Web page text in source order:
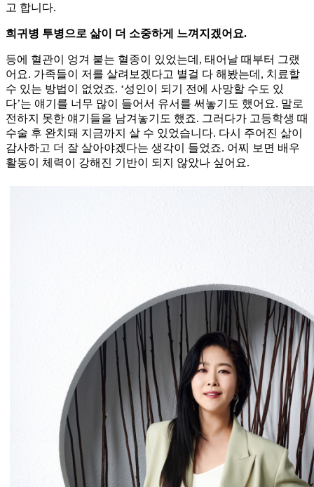
고 합니다.
희귀병 투병으로 삶이 더 소중하게 느껴지겠어요.
등에 혈관이 엉겨 붙는 혈종이 있었는데, 태어날 때부터 그랬
어요. 가족들이 저를 살려보겠다고 별걸 다 해봤는데, 치료할
수 있는 방법이 없었죠. ‘성인이 되기 전에 사망할 수도 있
다’는 얘기를 너무 많이 들어서 유서를 써놓기도 했어요. 말로
전하지 못한 얘기들을 남겨놓기도 했죠. 그러다가 고등학생 때
수술 후 완치돼 지금까지 살 수 있었습니다. 다시 주어진 삶이
감사하고 더 잘 살아야겠다는 생각이 들었죠. 어찌 보면 배우
활동이 체력이 강해진 기반이 되지 않았나 싶어요.